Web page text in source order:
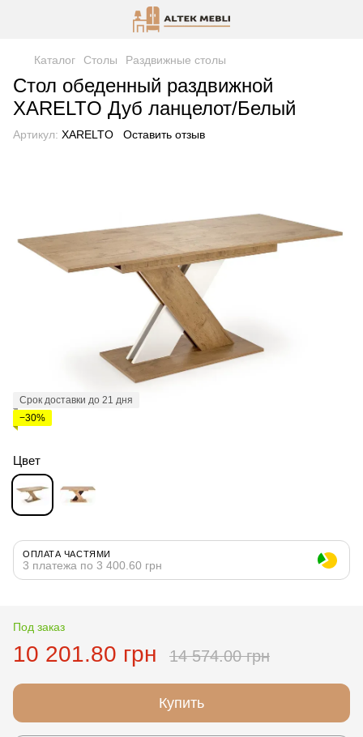
Каталог Столы Раздвижные столы
Стол обеденный раздвижной
XARELTO Дуб ланцелот/Белый
Артикул: XARELTO Оставить отзыв
Срок доставки до 21 дня
−30%
Цвет
ОПЛАТА ЧАСТЯМИ
3 платежа по 3 400.60 грн
Под заказ
10 201.80 грн 14 574.00 грн
Купить